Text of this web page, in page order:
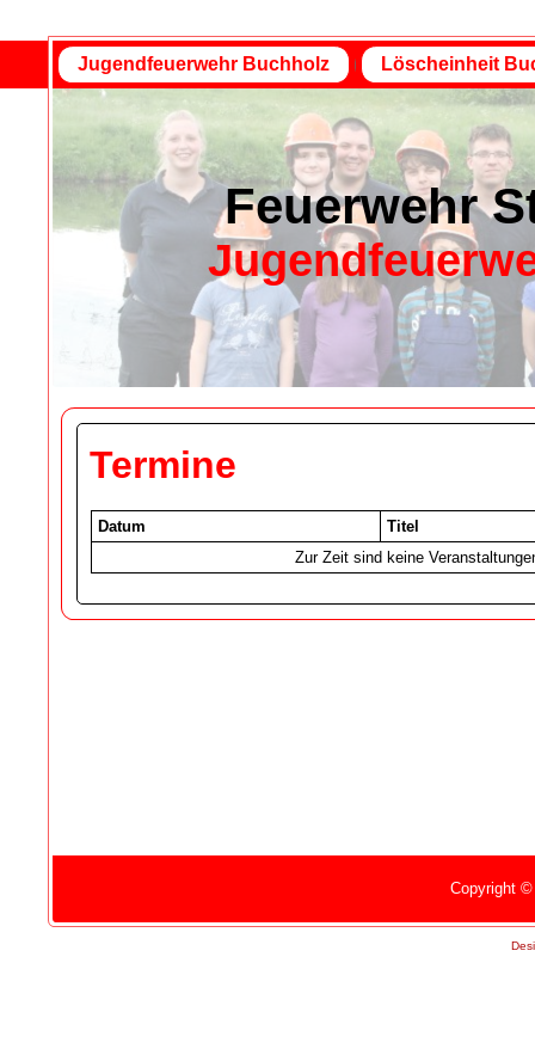
Jugendfeuerwehr Buchholz Löscheinheit
Feuerwehr
Termine
Datum
Titel
Zur Zeit sind keine
Copyright ©